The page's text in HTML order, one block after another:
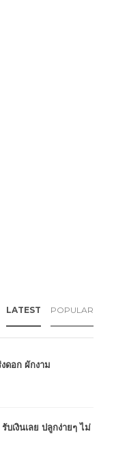
LATEST POPULAR
ดอก ผักงาม
บเงินเลย ปลูกง่ายๆ ไม่